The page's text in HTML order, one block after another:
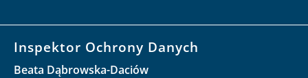
Inspektor Ochrony Danych
Beata Dąbrowska-Daciów